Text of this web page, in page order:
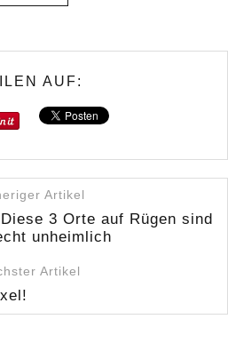
AUF:
Artikel
3 Orte auf Rügen sind
unheimlich
Artikel